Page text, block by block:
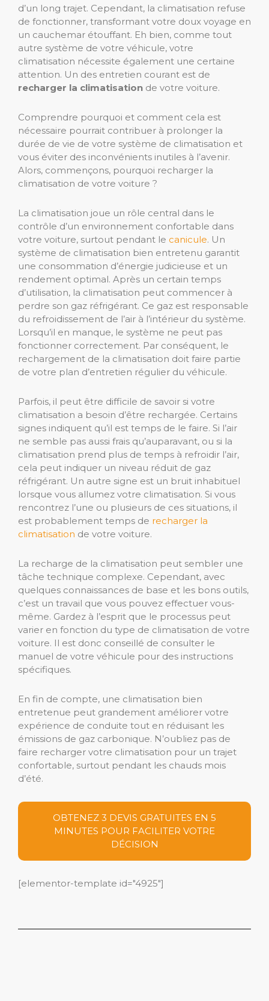
d’un long trajet. Cependant, la climatisation refuse
de fonctionner, transformant votre doux voyage en
un cauchemar étouffant. Eh bien, comme tout
autre système de votre véhicule, votre
climatisation nécessite également une certaine
attention. Un des entretien courant est de
recharger la climatisation de votre voiture.
Comprendre pourquoi et comment cela est
nécessaire pourrait contribuer à prolonger la
durée de vie de votre système de climatisation et
vous éviter des inconvénients inutiles à l’avenir.
Alors, commençons, pourquoi recharger la
climatisation de votre voiture ?
La climatisation joue un rôle central dans le
contrôle d’un environnement confortable dans
votre voiture, surtout pendant le canicule. Un
système de climatisation bien entretenu garantit
une consommation d’énergie judicieuse et un
rendement optimal. Après un certain temps
d’utilisation, la climatisation peut commencer à
perdre son gaz réfrigérant. Ce gaz est responsable
du refroidissement de l’air à l’intérieur du système.
Lorsqu’il en manque, le système ne peut pas
fonctionner correctement. Par conséquent, le
rechargement de la climatisation doit faire partie
de votre plan d’entretien régulier du véhicule.
Parfois, il peut être difficile de savoir si votre
climatisation a besoin d’être rechargée. Certains
signes indiquent qu’il est temps de le faire. Si l’air
ne semble pas aussi frais qu’auparavant, ou si la
climatisation prend plus de temps à refroidir l’air,
cela peut indiquer un niveau réduit de gaz
réfrigérant. Un autre signe est un bruit inhabituel
lorsque vous allumez votre climatisation. Si vous
rencontrez l’une ou plusieurs de ces situations, il
est probablement temps de recharger la
climatisation de votre voiture.
La recharge de la climatisation peut sembler une
tâche technique complexe. Cependant, avec
quelques connaissances de base et les bons outils,
c’est un travail que vous pouvez effectuer vous-
même. Gardez à l’esprit que le processus peut
varier en fonction du type de climatisation de votre
voiture. Il est donc conseillé de consulter le
manuel de votre véhicule pour des instructions
spécifiques.
En fin de compte, une climatisation bien
entretenue peut grandement améliorer votre
expérience de conduite tout en réduisant les
émissions de gaz carbonique. N’oubliez pas de
faire recharger votre climatisation pour un trajet
confortable, surtout pendant les chauds mois
d’été.
OBTENEZ 3 DEVIS GRATUITES EN 5
MINUTES POUR FACILITER VOTRE
DÉCISION
[elementor-template id="4925"]